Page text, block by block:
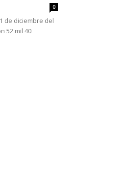
0
de diciembre del
52 mil 40